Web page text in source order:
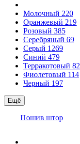
Молочный 220
Оранжевый 219
Розовый 385
Серебряный 69
Серый 1269
Синий 479
Терракотовый 82
Фиолетовый 114
Черный 197
Ещё
Пошив штор